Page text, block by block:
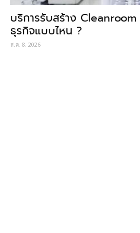
บริการรับสร้าง Cleanroom
ธุรกิจแบบไหน ?
ส.ค. 8, 2026